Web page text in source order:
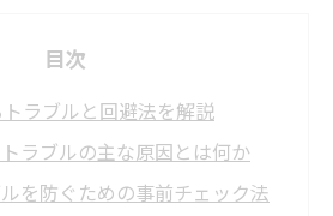
目次
ラブルと回避法を解説
ラブルの主な原因とは何か
を防ぐための事前チェック法